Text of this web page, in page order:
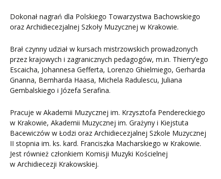
Dokonał nagrań dla Polskiego Towarzystwa Bachowskiego
oraz Archidiecezjalnej Szkoły Muzycznej w Krakowie.
Brał czynny udział w kursach mistrzowskich prowadzonych
przez krajowych i zagranicznych pedagogów, m.in. Thierry’ego
Escaicha, Johannesa Gefferta, Lorenzo Ghielmiego, Gerharda
Gnanna, Bernharda Haasa, Michela Radulescu, Juliana
Gembalskiego i Józefa Serafina.
Pracuje w Akademii Muzycznej im. Krzysztofa Pendereckiego
w Krakowie, Akademii Muzycznej im. Grażyny i Kiejstuta
Bacewiczów w Łodzi oraz Archidiecezjalnej Szkole Muzycznej
II stopnia im. ks. kard. Franciszka Macharskiego w Krakowie.
Jest również członkiem Komisji Muzyki Kościelnej
w Archidiecezji Krakowskiej.